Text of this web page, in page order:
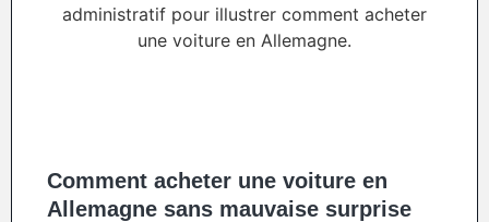
Comment acheter une voiture en
Allemagne sans mauvaise surprise